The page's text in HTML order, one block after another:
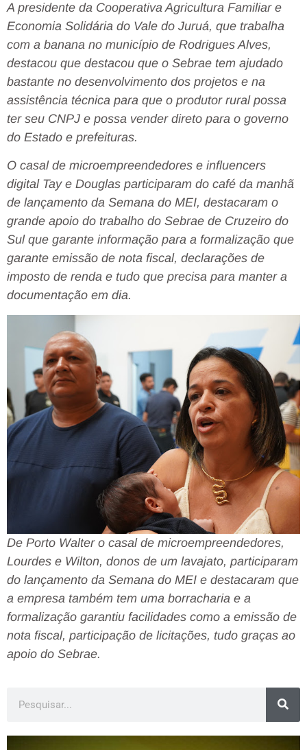
A presidente da Cooperativa Agricultura Familiar e
Economia Solidária do Vale do Juruá, que trabalha
com a banana no município de Rodrigues Alves,
destacou que destacou que o Sebrae tem ajudado
bastante no desenvolvimento dos projetos e na
assistência técnica para que o produtor rural possa
ter seu CNPJ e possa vender direto para o governo
do Estado e prefeituras.
O casal de microempreendedores e influencers
digital Tay e Douglas participaram do café da manhã
de lançamento da Semana do MEI, destacaram o
grande apoio do trabalho do Sebrae de Cruzeiro do
Sul que garante informação para a formalização que
garante emissão de nota fiscal, declarações de
imposto de renda e tudo que precisa para manter a
documentação em dia.
De Porto Walter o casal de microempreendedores,
Lourdes e Wilton, donos de um lavajato, participaram
do lançamento da Semana do MEI e destacaram que
a empresa também tem uma borracharia e a
formalização garantiu facilidades como a emissão de
nota fiscal, participação de licitações, tudo graças ao
apoio do Sebrae.